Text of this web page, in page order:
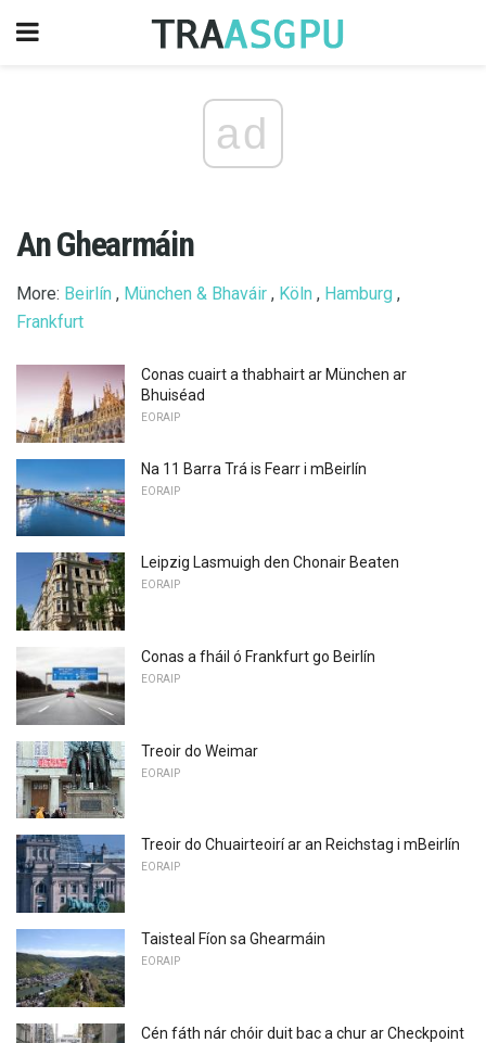
ad
An Ghearmáin
More: Beirlín , München & Bhaváir , Köln , Hamburg ,
Frankfurt
Conas cuairt a thabhairt ar München ar
Bhuiséad
EORAIP
Na 11 Barra Trá is Fearr i mBeirlín
EORAIP
Leipzig Lasmuigh den Chonair Beaten
EORAIP
Conas a fháil ó Frankfurt go Beirlín
EORAIP
Treoir do Weimar
EORAIP
Treoir do Chuairteoirí ar an Reichstag i mBeirlín
EORAIP
Taisteal Fíon sa Ghearmáin
EORAIP
Cén fáth nár chóir duit bac a chur ar Checkpoint